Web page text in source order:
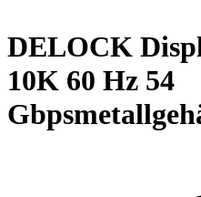
DELOCK
10K 60 Hz 54